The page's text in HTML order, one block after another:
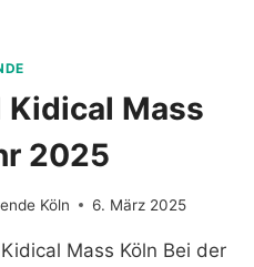
Kidical Mass
2025
Köln 6. März 2025
Mass Köln Bei der